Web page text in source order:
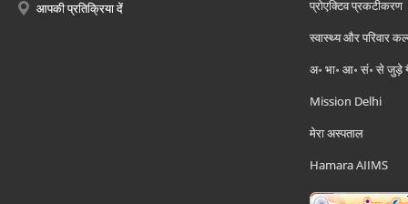
आपकी प्रतिक्रिया दें
प्रोएक्टिव प्रकटीकरण
स्वास्थ्य और परिवार
अ॰ भा॰ आ॰ सं॰ से जुड़े
Mission Delhi
मेरा अस्पताल
Hamara AIIMS